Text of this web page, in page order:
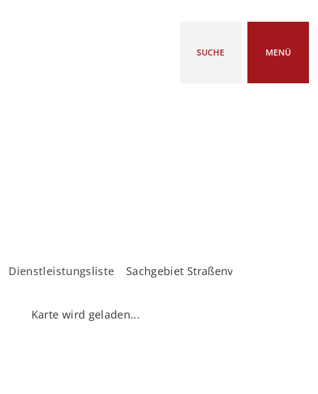
SUCHE MENÜ
Dienstleistungsliste Sachgebiet Straßenverkehr
Karte wird geladen...